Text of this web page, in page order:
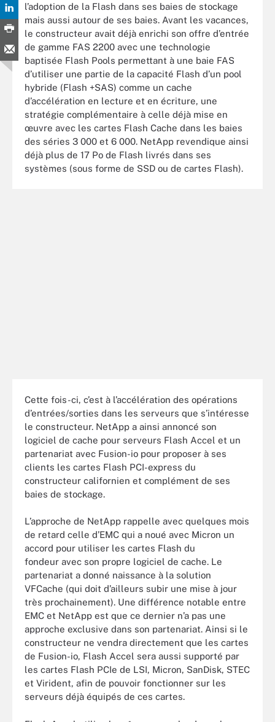
l’adoption de la Flash dans ses baies de stockage
mais aussi autour de ses baies. Avant les vacances,
le constructeur avait déjà enrichi son offre d’entrée
de gamme FAS 2200 avec une technologie
baptisée Flash Pools permettant à une baie FAS
d’utiliser une partie de la capacité Flash d’un pool
hybride (Flash +SAS) comme un cache
d’accélération en lecture et en écriture, une
stratégie complémentaire à celle déjà mise en
œuvre avec les cartes Flash Cache dans les baies
des séries 3 000 et 6 000. NetApp revendique ainsi
déjà plus de 17 Po de Flash livrés dans ses
systèmes (sous forme de SSD ou de cartes Flash).
Cette fois-ci, c’est à l’accélération des opérations
d’entrées/sorties dans les serveurs que s’intéresse
le constructeur. NetApp a ainsi annoncé son
logiciel de cache pour serveurs Flash Accel et un
partenariat avec Fusion-io pour proposer à ses
clients les cartes Flash PCI-express du
constructeur californien et complément de ses
baies de stockage.
L’approche de NetApp rappelle avec quelques mois
de retard celle d’EMC qui a noué avec Micron un
accord pour utiliser les cartes Flash du
fondeur avec son propre logiciel de cache. Le
partenariat a donné naissance à la solution
VFCache (qui doit d’ailleurs subir une mise à jour
très prochainement). Une différence notable entre
EMC et NetApp est que ce dernier n’a pas une
approche exclusive dans son partenariat. Ainsi si le
constructeur ne vendra directement que les cartes
de Fusion-io, Flash Accel sera aussi supporté par
les cartes Flash PCIe de LSI, Micron, SanDisk, STEC
et Virident, afin de pouvoir fonctionner sur les
serveurs déjà équipés de ces cartes.